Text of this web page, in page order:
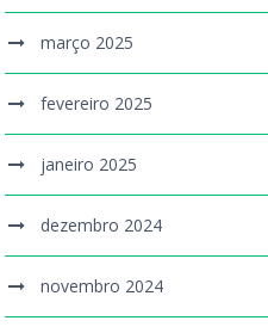
março 2025
fevereiro 2025
janeiro 2025
dezembro 2024
novembro 2024